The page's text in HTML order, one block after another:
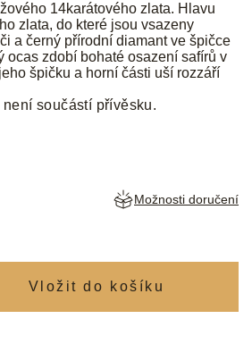
14karátového zlata. Hlavu
zlata, do které jsou vsazeny
a černý přírodní diamant ve špičce
ocas zdobí bohaté osazení safírů v
špičku a horní části uší rozzáří
součástí přívěsku.
Možnosti doručení